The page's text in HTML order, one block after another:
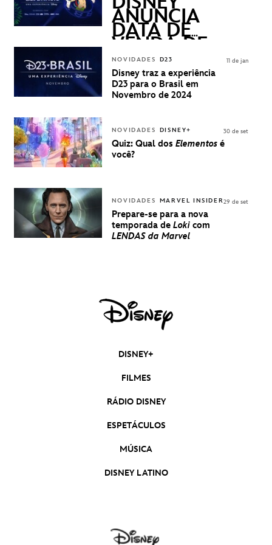
ANUNCIA
DATA DE
VENDA DE
INGRESSOS
PARA A D23
BRASIL -
UMA
DISNEY
NOVIDADES D23
Disney traz a experiência
D23 para o Brasil em
Novembro de 2024
11 de jan
NOVIDADES DISNEY+
Quiz: Qual dos Elementos é
você?
30 de set
NOVIDADES MARVEL INSIDER
Prepare-se para a nova
temporada de Loki com
LENDAS da Marvel
29 de set
DISNEY+
FILMES
RÁDIO DISNEY
ESPETÁCULOS
MÚSICA
DISNEY LATINO